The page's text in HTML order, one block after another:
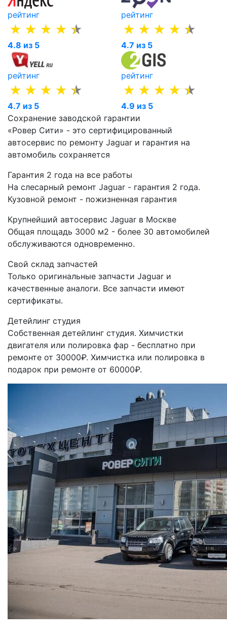
рейтинг
4.8 из 5
рейтинг
4.7 из 5
рейтинг
4.7 из 5
рейтинг
4.9 из 5
Сохранение заводской гарантии
«Ровер Сити» - это сертифицированный
автосервис по ремонту Jaguar и гарантия на
автомобиль сохраняется
Гарантия 2 года на все работы
На слесарный ремонт Jaguar - гарантия 2 года.
Кузовной ремонт - пожизненная гарантия
Крупнейший автосервис Jaguar в Москве
Общая площадь 3000 м2 - более 30 автомобилей
обслуживаются одновременно.
Свой склад запчастей
Только оригинальные запчасти Jaguar и
качественные аналоги. Все запчасти имеют
сертификаты.
Детейлинг студия
Собственная детейлинг студия. Химчистки
двигателя или полировка фар - бесплатно при
ремонте от 30000₽. Химчистка или полировка в
подарок при ремонте от 60000₽.